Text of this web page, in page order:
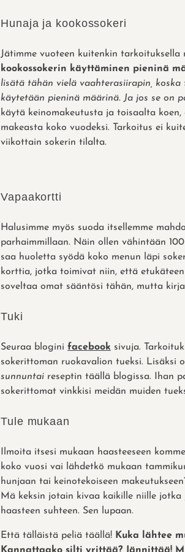
Hunaja ja kookossokeri
Jätimme vuoteen kuitenkin tarkoituksella
kookossokerin käyttäminen pieninä
lisätä tähän vielä vaahterasiirapin,
käytetään pieninä määrinä. Ja jos se on
käytä keinomakeutusta ja toisaalta
makeasta koko vuodeksi. Tarkoitus ei
viikottain sokerin tilalta.
Vapaakortti
Halusimme myös suoda itsellemme
parhaimmillaan. Näin ollen vähintään
saa huoletta syödä koko menun läpi
korttia, jotka toimivat niin, että
soveltaa omat sääntösi tähän, mutta
Tuki
Seuraa blogini facebook sivuja.
sokerittoman ruokavalion tueksi. Lisäksi
sunnuntai reseptin täällä blogissa. Ihan
sokerittomat vinkkisi meidän muiden
Tule mukaan
Ilmoita itsesi mukaan haasteeseen
koko vuosi vai lähdetkö mukaan
hunjaan tai keinotekoiseen
Mä keksin jotain kivaa kaikille niille
haasteen suhteen. Sen lupaan.
Että tälläistä peliä täällä! Kuka lähtee
Kannattaako silti yrittää? Jännittää!